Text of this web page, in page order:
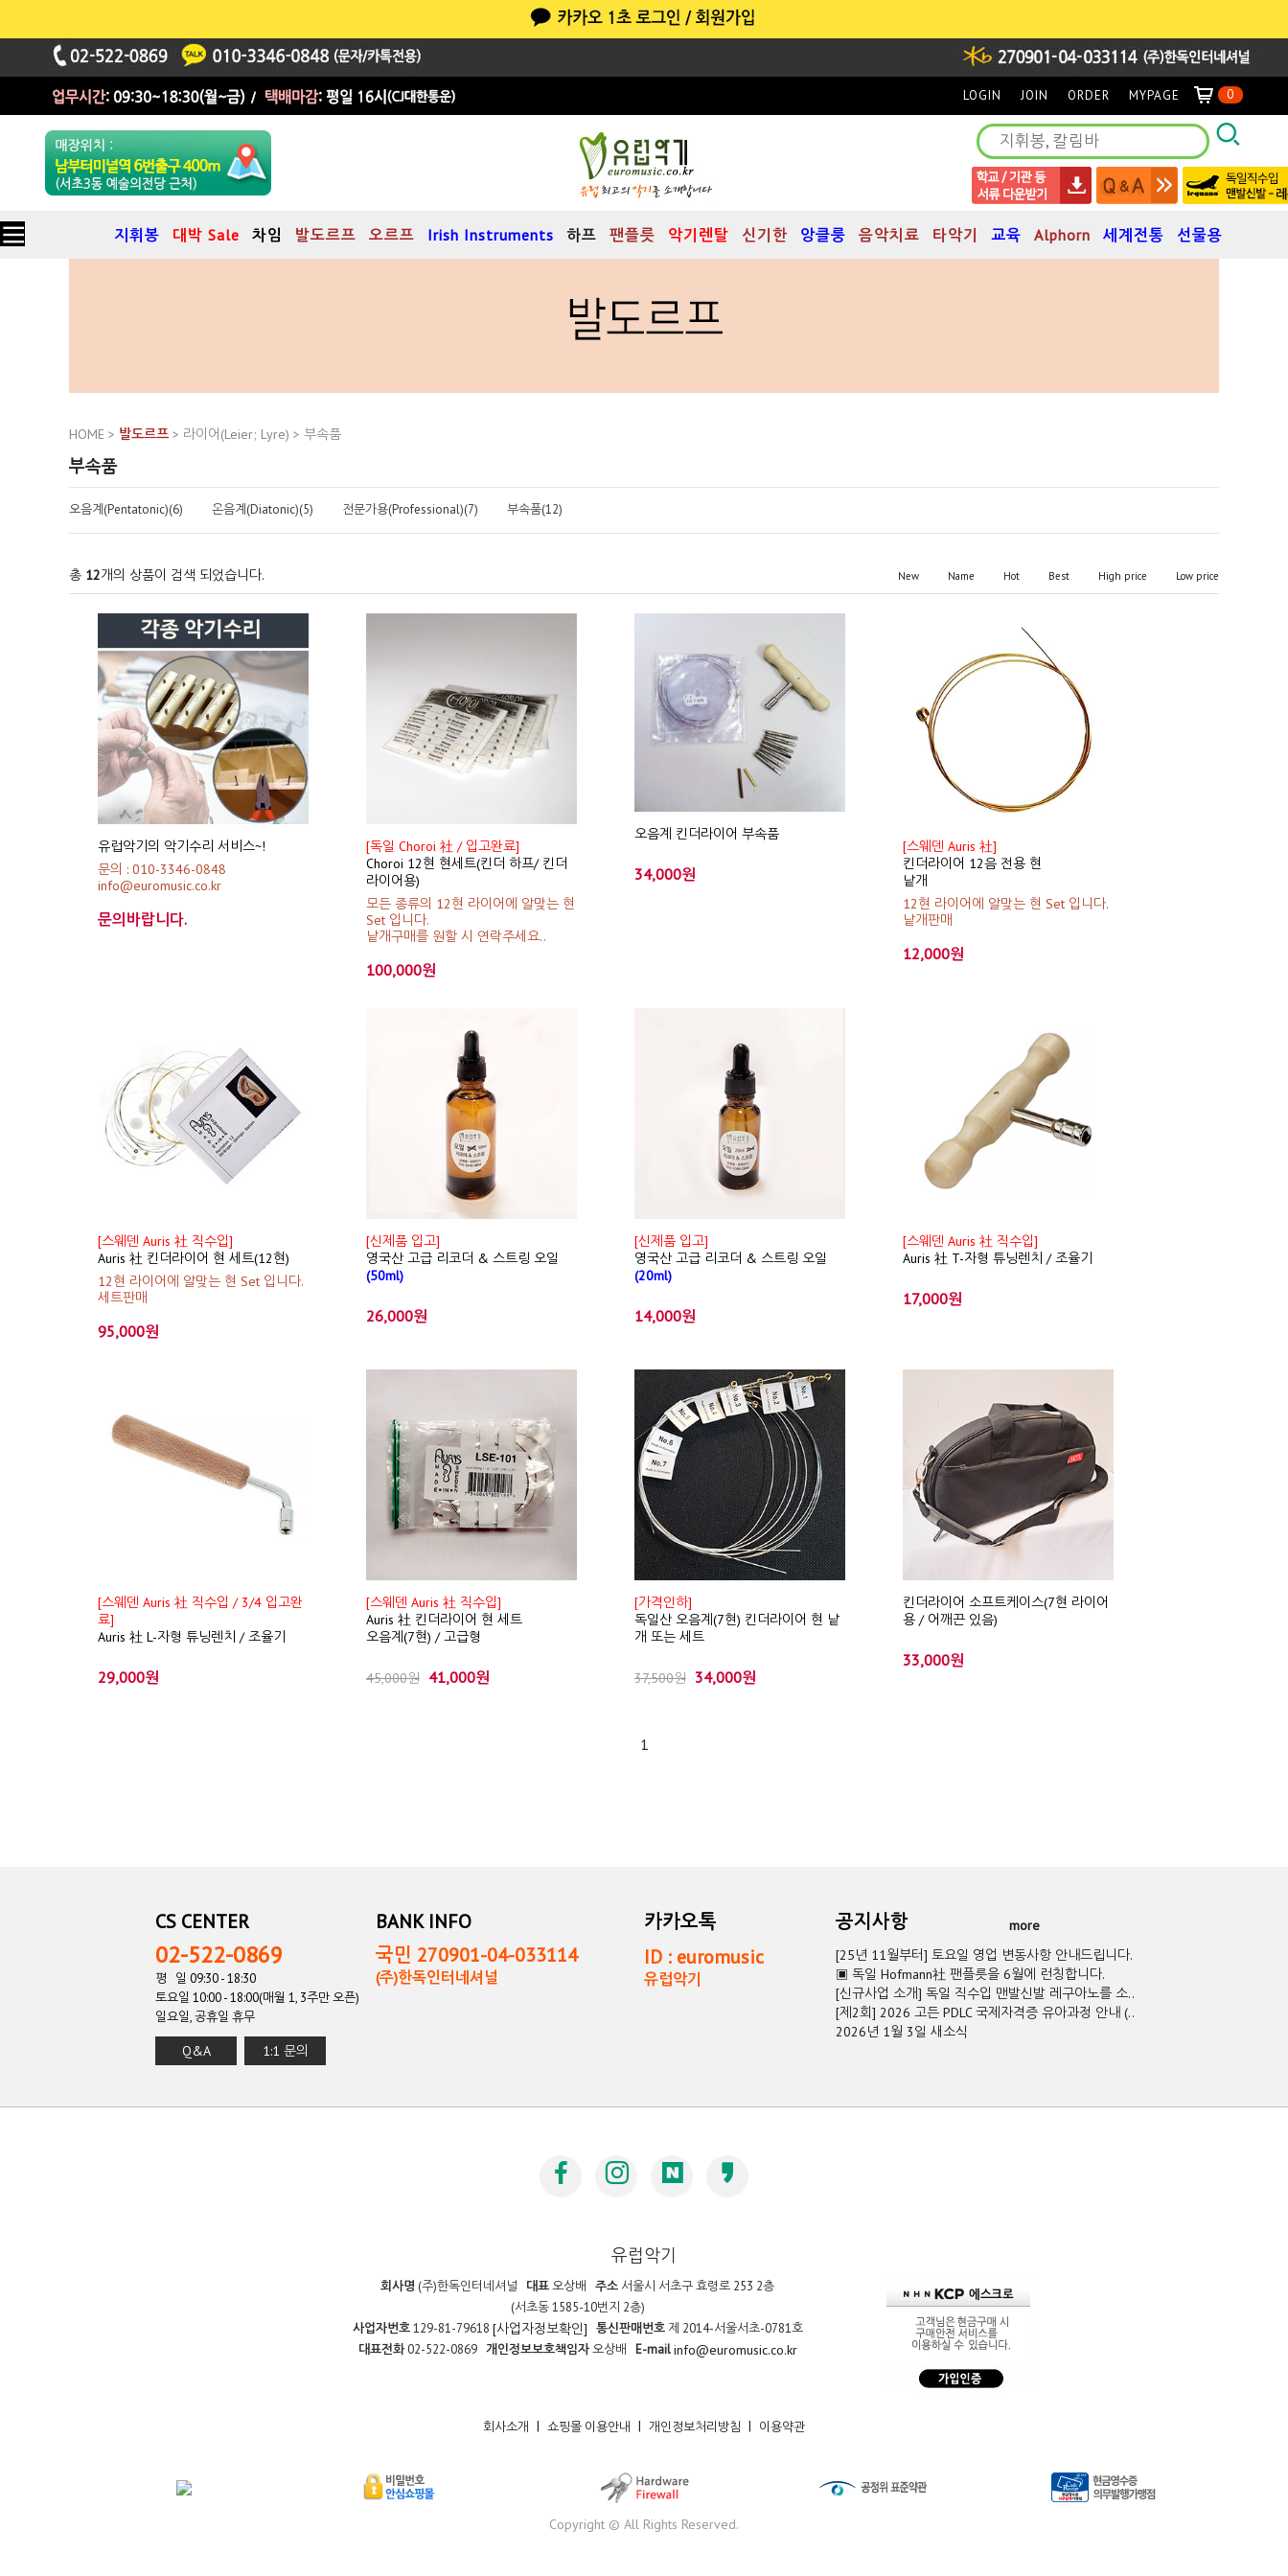
LOGIN JOIN ORDER MYPAGE 0
지휘봉 대박 Sale 차임 발도르프 오르프 Irish Instruments 하프 팬플릇 악기렌탈 신기한 앙클룽 음악치료 타악기 교육 Alphorn 세계전통 선물용
HOME > 발도르프 > 라이어(Leier; Lyre) > 부속품
부속품
오음계(Pentatonic)(6) 온음계(Diatonic)(5) 전문가용(Professional)(7) 부속품(12)
총 12개의 상품이 검색 되었습니다. New Name Hot Best High price Low price
유럽악기의 악기수리 서비스~!
문의 : 010-3346-0848
info@euromusic.co.kr
문의바랍니다.
[독일 Choroi 社 / 입고완료]
Choroi 12현 현세트(킨더 하프/ 킨더
라이어용)
모든 종류의 12현 라이어에 알맞는 현
Set 입니다.
낱개구매를 원할 시 연락주세요..
100,000원
오음계 킨더라이어 부속품
34,000원
[스웨덴 Auris 社]
킨더라이어 12음 전용 현
낱개
12현 라이어에 알맞는 현 Set 입니다.
낱개판매
12,000원
[스웨덴 Auris 社 직수입]
Auris 社 킨더라이어 현 세트(12현)
12현 라이어에 알맞는 현 Set 입니다.
세트판매
95,000원
[신제품 입고]
영국산 고급 리코더 & 스트링 오일
(50ml)
26,000원
[신제품 입고]
영국산 고급 리코더 & 스트링 오일
(20ml)
14,000원
[스웨덴 Auris 社 직수입]
Auris 社 T-자형 튜닝렌치 / 조율기
17,000원
[스웨덴 Auris 社 직수입 / 3/4 입고완
료]
Auris 社 L-자형 튜닝렌치 / 조율기
29,000원
[스웨덴 Auris 社 직수입]
Auris 社 킨더라이어 현 세트
오음계(7현) / 고급형
45,000원 41,000원
[가격인하]
독일산 오음계(7현) 킨더라이어 현 낱
개 또는 세트
37,500원 34,000원
킨더라이어 소프트케이스(7현 라이어
용 / 어깨끈 있음)
33,000원
1
CS CENTER
02-522-0869
평 일 09:30 - 18:30
토요일 10:00 - 18:00(매월 1, 3주만 오픈)
일요일, 공휴일 휴무
Q&A 1:1 문의
BANK INFO
국민 270901-04-033114
(주)한독인터네셔널
카카오톡
ID : euromusic
유럽악기
공지사항
more
[25년 11월부터] 토요일 영업 변동사항 안내드립니다.
▣ 독일 Hofmann社 팬플릇을 6월에 런칭합니다.
[신규사업 소개] 독일 직수입 맨발신발 레구아노를 소..
[제2회] 2026 고든 PDLC 국제자격증 유아과정 안내 (..
2026년 1월 3일 새소식
유럽악기
회사명 (주)한독인터네셔널 대표오상배 주소 서울시 서초구 효령로 253 2층
(서초동 1585-10번지 2층)
사업자번호129-81-79618 [사업자정보확인] 통신판매번호제 2014-서울서초-0781호
대표전화02-522-0869 개인정보보호책임자오상배 E-mail info@euromusic.co.kr
회사소개 | 쇼핑몰 이용안내 | 개인정보처리방침 | 이용약관
Copyright © All Rights Reserved.